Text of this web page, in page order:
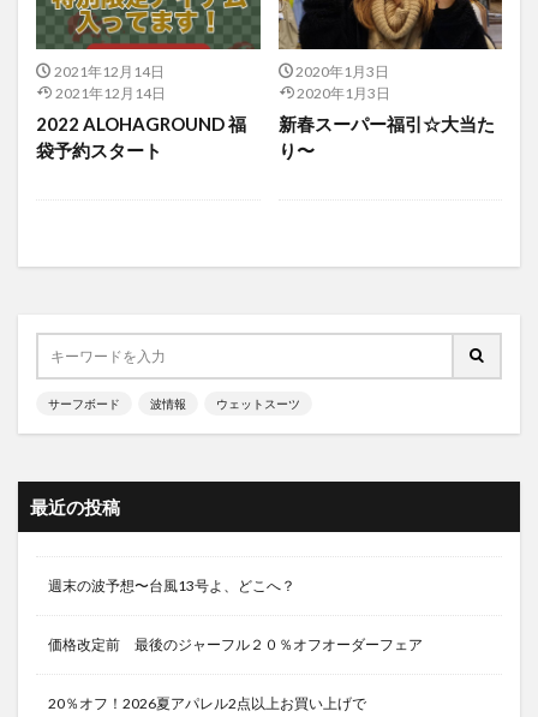
2021年12月14日
2021年12月14日
2022 ALOHAGROUND 福
袋予約スタート
2020年1月3日
2020年1月3日
新春スーパー福引☆大当た
り〜
サーフボード 波情報 ウェットスーツ
最近の投稿
週末の波予想〜台風13号よ、どこへ？
価格改定前 最後のジャーフル２０％オフオーダーフェア
20％オフ！2026夏アパレル2点以上お買い上げで